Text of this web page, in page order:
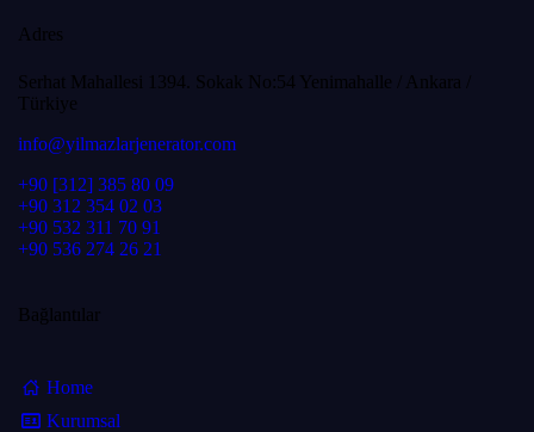
Adres
Serhat Mahallesi 1394. Sokak No:54 Yenimahalle / Ankara /
Türkiye
info@yilmazlarjenerator.com
+90 [312] 385 80 09
+90 312 354 02 03
+90 532 311 70 91
+90 536 274 26 21
Bağlantılar
Home
Kurumsal